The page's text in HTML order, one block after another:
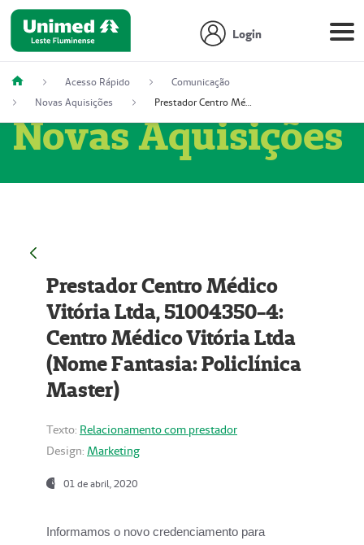
Login
Acesso Rápido
Comunicação
Novas Aquisições
Prestador Centro Médico Vitória Ltda, 51004350-4: Centro Médico Vitória Ltda (Nome Fantasia: Policlínica Master)
Novas Aquisições
Prestador Centro Médico
Vitória Ltda, 51004350-4:
Centro Médico Vitória Ltda
(Nome Fantasia: Policlínica
Master)
Texto: Relacionamento com prestador
Design: Marketing
01 de abril, 2020
Informamos o novo credenciamento para